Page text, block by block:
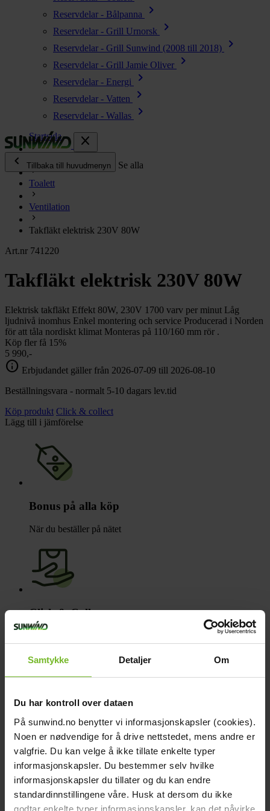
Samtykke Detaljer Om
Du har kontroll over dataen
På sunwind.no benytter vi informasjonskapsler (cookies).
Noen er nødvendige for å drive nettstedet, mens andre er
valgfrie. Du kan velge å ikke tillate enkelte typer
informasjonskapsler. Du bestemmer selv hvilke
informasjonskapsler du tillater og du kan endre
standardinnstillingene våre. Husk at dersom du ikke
godtar enkelte typer informasjonskapsler, kan det påvirke
Reservdelar - Bålpanna chevron_right
Reservdelar - Grill Urnorsk chevron_right
Reservdelar - Grill Sunwind (2008 till 2018) chevron_right
Reservdelar - Grill Jamie Oliver chevron_right
Reservdelar - Energi chevron_right
Reservdelar - Vatten chevron_right
Reservdelar - Wallas
chevron_right
close
chevron_left
Tillbaka till huvudmenyn Se alla
Energi
Kök & Gasol
Värme chevron_right
Vatten chevron_right
Toalett chevron_right
chevron_right
Lacanche
Reservdelar chevron_right
Startsida
Toalett
Ventilation
Takfläkt elektrisk 230V 80W
Art.nr 741220
Takfläkt elektrisk 230V 80W
Elektrisk takfläkt Effekt 80W, 230V 1700 varv per minut Låg
ljudnivå inomhus Enkel montering och service Producerad i Norden
för att tåla nordiskt klimat Monteras på 110/160 mm rör .
Köp fler få 15%
5 990,-
info Erbjudandet gäller från 2026-07-09 till 2026-08-10
Beställningsvara - normalt 5-10 dagars lev.tid
Köp produkt Click & collect
Lägg till i jämförelse
Bonus på alla köp
När du beställer på nätet
Click & Collect
Betala med Klarna
Få varorna först, betala sen
Beskrivning
Teknisk data
Recensioner
Tillbehör
Liknande produkter